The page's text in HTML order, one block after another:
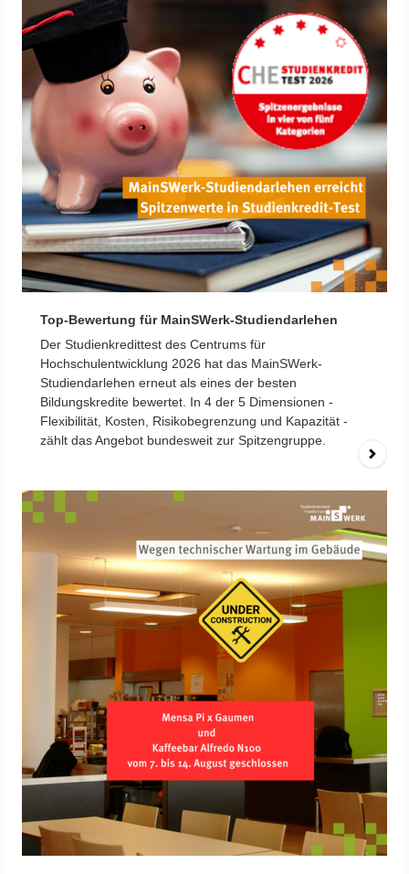
Top-Bewertung für MainSWerk-Studiendarlehen
Der Studienkredittest des Centrums für
Hochschulentwicklung 2026 hat das MainSWerk-
Studiendarlehen erneut als eines der besten
Bildungskredite bewertet. In 4 der 5 Dimensionen -
Flexibilität, Kosten, Risikobegrenzung und Kapazität -
zählt das Angebot bundesweit zur Spitzengruppe.